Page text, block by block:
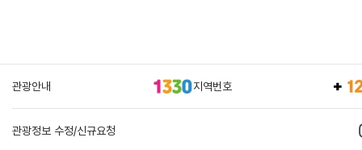
관광안내 지역번호
관광정보 수정/신규요청